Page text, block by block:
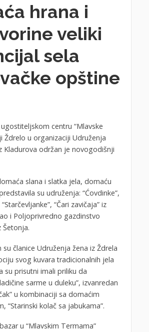
hrana i
veliki
sela
opštine
centru “Mlavske
Ždrelo u organizaciji Udruženja
Kladurova održan je novogodišnji
slana i slatka jela, domaću
su udruženja: “Ćovdinke”,
“Čari zavičaja” iz
i Poljoprivredno gazdinstvo
Šetonja.
članice Udruženja žena iz Ždrela
svog kuvara tradicionalnih jela
su prisutni imali priliku da
sarme u duleku”, izvanredan
u kombinaciji sa domaćim
“Starinski kolač sa jabukama”.
u “Mlavskim Termama”